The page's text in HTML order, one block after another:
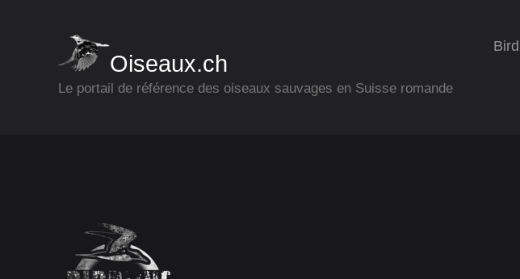
Oiseaux.ch
Le portail de référence des oiseaux sauvages en Suisse romande